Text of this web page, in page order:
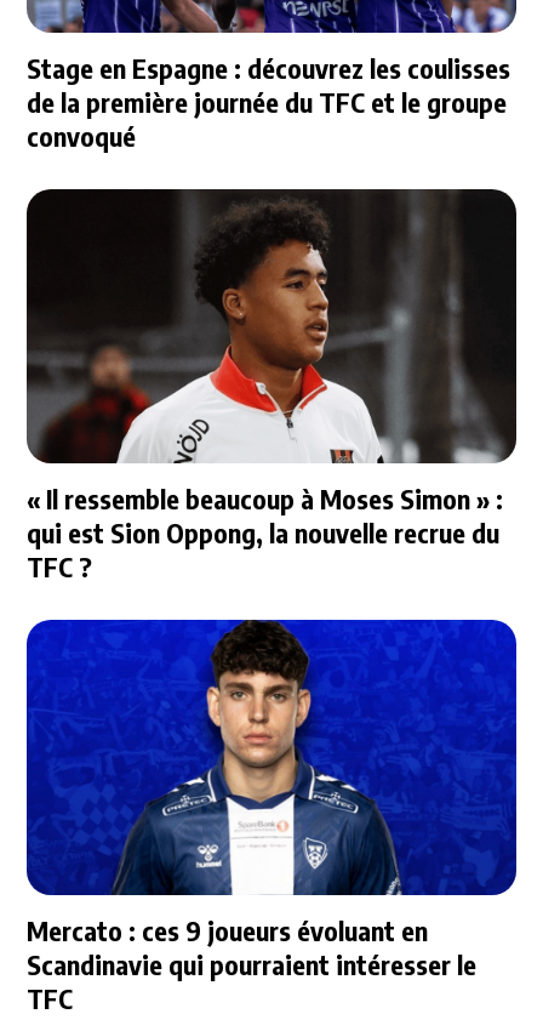
Stage en Espagne : découvrez les coulisses
de la première journée du TFC et le groupe
convoqué
« Il ressemble beaucoup à Moses Simon » :
qui est Sion Oppong, la nouvelle recrue du
TFC ?
Mercato : ces 9 joueurs évoluant en
Scandinavie qui pourraient intéresser le
TFC